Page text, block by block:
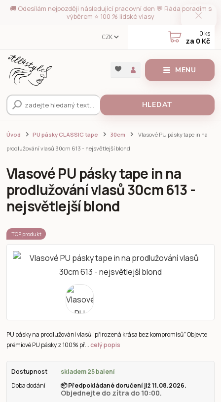
🚚 Odesílám nejpozději následující pracovní den 💬 Ráda poradím s
výběrem ⭐ 100 % lidské vlasy
MENU
CZK
HLEDAT
0 ks
za 0 Kč
Úvod PU pásky CLASSIC tape 30cm
Vlasové PU pásky tape in na
prodlužování vlasů 30cm 613 - nejsvětlejší blond
Vlasové PU pásky tape in na
prodlužování vlasů 30cm 613 -
nejsvětlejší blond
TOP produkt
PU pásky na prodlužování vlasů "přirozená krása bez kompromisů" Objevte
prémiové PU pásky z 100% př...celý popis
Dostupnost
skladem 25 balení
Doba dodání
📦Předpokládané doručení již 11.08.2026.
Objednejte do zítra do 10:00.